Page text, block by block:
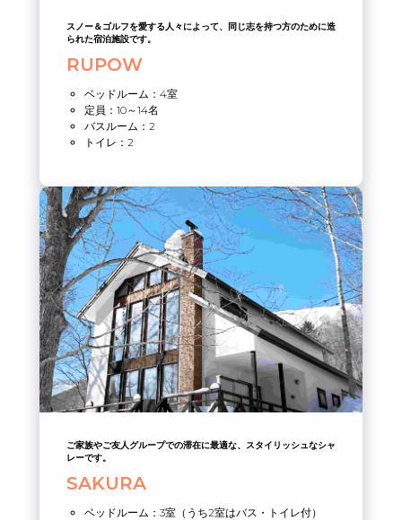
スノー＆ゴルフを愛する人々によって、同じ志を持つ方のために造
られた宿泊施設です。
RUPOW
ベッドルーム：4室
定員：10～14名
バスルーム：2
トイレ：2
ご家族やご友人グループでの滞在に最適な、スタイリッシュなシャ
レーです。
SAKURA
ベッドルーム：3室（うち2室はバス・トイレ付）